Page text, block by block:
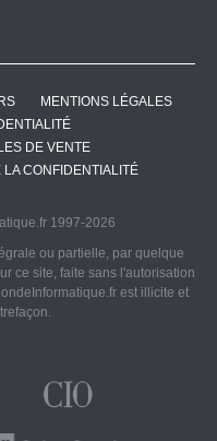
MENTIONS LÉGALES
DE VENTE
CONFIDENTIALITÉ
1997-2026
ou partielle, par quelque
ce site, faite sans l'autorisation
est illicite et